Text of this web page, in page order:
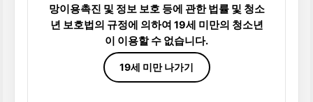
망이용촉진 및 정보 보호 등에 관한 법률 및 청소
년 보호법의 규정에 의하여 19세 미만의 청소년
이 이용할 수 없습니다.
19세 미만 나가기